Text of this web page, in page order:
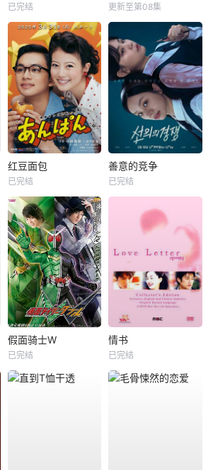
已完结 更新至第08集
红豆面包
已完结
善意的竞争
已完结
假面骑士W
已完结
情书
已完结